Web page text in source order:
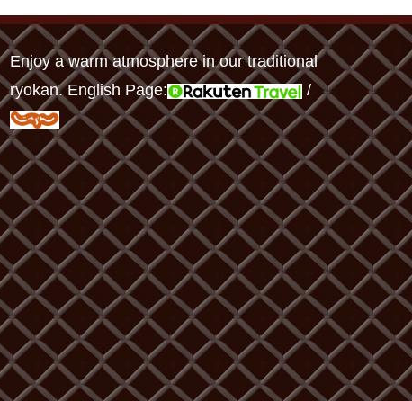
Enjoy a warm atmosphere in our traditional
ryokan. English Page:
/